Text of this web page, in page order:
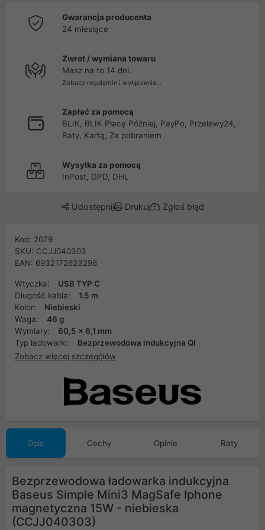
Gwarancja producenta
24 miesiące
Zwrot / wymiana towaru
Masz na to 14 dni.
Zobacz regulamin i wyłączenia...
Zapłać za pomocą
BLIK, BLIK Płacę Później, PayPo, Przelewy24,
Raty, Kartą, Za pobraniem
Wysyłka za pomocą
InPost, DPD, DHL
Udostępnij Drukuj Zgłoś błąd
Kod: 2079
SKU: CCJJ040303
EAN: 6932172623296
Wtyczka:
USB TYP C
Długość kabla:
1.5 m
Kolor:
Niebieski
Waga:
46 g
Wymiary:
60,5 x 6,1 mm
Typ ładowarki:
Bezprzewodowa indukcyjna QI
Zobacz więcej szczegółów
Opis Cechy Opinie Raty
Bezprzewodowa ładowarka indukcyjna
Baseus Simple Mini3 MagSafe Iphone
magnetyczna 15W - niebieska
(CCJJ040303)